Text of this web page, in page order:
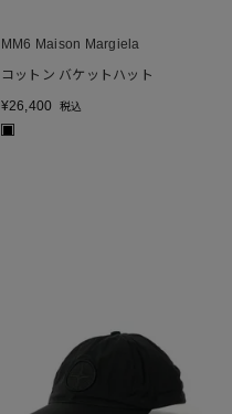
MM6 Maison Margiela
コットン バケットハット
¥26,400 税込
■